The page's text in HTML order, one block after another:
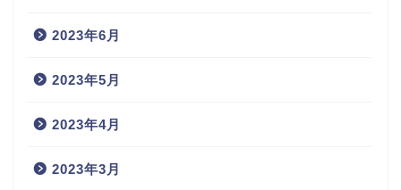
2023年6月
2023年5月
2023年4月
2023年3月